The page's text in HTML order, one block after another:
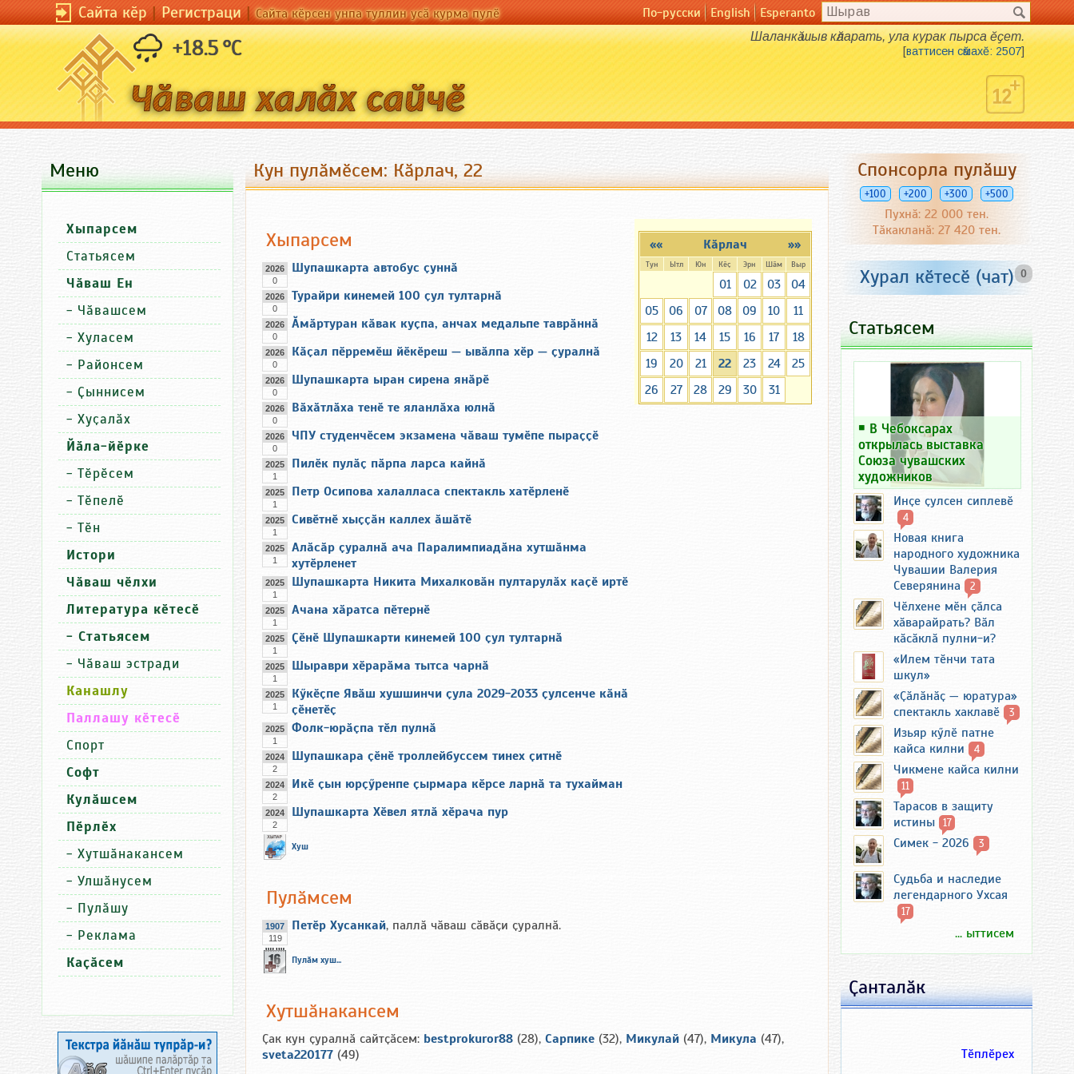
Сайта кӗр|Регистраци|Сайта кӗрсен унпа туллин усӑ курма пулӗ По-русски English Esperanto
+18.5 °C Шаланкӑ шыв кӑларать, ула курак пырса ӗҫет.
[ваттисен сӑмахӗ: 2507]
Кун пулӑмӗсем: Кӑрлач, 22
»»
«« Кӑрлач
Тун Ытл Юн Кӗҫ Эрн Шӑм Выр
01 02 03
04
05
06 07 08 09 10
11
12
13 14 15 16 17
18
19
20 21 22 23 24
25
26
27 28 29 30 31
Хыпарсем
2026
0
Шупашкарта автобус ҫуннӑ
2026
0
Турайри кинемей 100 ҫул тултарнӑ
2026
0
Ӑмӑртуран кӑвак куҫпа, анчах медальпе таврӑннӑ
2026
0
Кӑҫал пӗрремӗш йӗкӗреш — ывӑлпа хӗр — ҫуралнӑ
2026
0
Шупашкарта ыран сирена янӑрӗ
2026
0
Вӑхӑтлӑха тенӗ те яланлӑха юлнӑ
2026
0
ЧПУ студенчӗсем экзамена чӑваш тумӗпе пыраҫҫӗ
2025
1
Пилӗк пулӑҫ пӑрпа ларса кайнӑ
2025
1
Петр Осипова халалласа спектакль хатӗрленӗ
2025
1
Сивӗтнӗ хыҫҫӑн каллех ӑшӑтӗ
2025
1
Алӑсӑр ҫуралнӑ ача Паралимпиадӑна хутшӑнма
хутӗрленет
2025
1
Шупашкарта Никита Михалковӑн пултарулӑх каҫӗ иртӗ
2025
1
Ачана хӑратса пӗтернӗ
2025
1
Ҫӗнӗ Шупашкарти кинемей 100 ҫул тултарнӑ
2025
1
Шыраври хӗрарӑма тытса чарнӑ
2025
1
Кӳкӗҫпе Явӑш хушшинчи ҫула 2029-2033 ҫулсенче кӑнӑ
ҫӗнетӗҫ
2025
1
Фолк-юрӑҫпа тӗл пулнӑ
2024
2
Шупашкара ҫӗнӗ троллейбуссем тинех ҫитнӗ
2024
2
Икӗ ҫын юрҫӳренпе ҫырмара кӗрсе ларнӑ та тухайман
2024
2
Шупашкарта Хӗвел ятлӑ хӗрача пур
Хуш
Пулӑмсем
1907
119
Петӗр Хусанкай, паллӑ чӑваш сӑвӑҫи ҫуралнӑ.
Пулӑм хуш...
Хутшӑнакансем
Ҫак кун ҫуралнӑ сайтҫӑсем: bestprokuror88 (28), Сарпике (32), Микулай (47), Микула (47),
sveta220177 (49)
Меню
Хыпарсем
Статьясем
Чӑваш Ен
- Чӑвашсем
- Хуласем
- Районсем
- Ҫыннисем
- Хуҫалӑх
Йӑла-йӗрке
- Тӗрӗсем
- Тӗпелӗ
- Тӗн
Истори
Чӑваш чӗлхи
Литература кӗтесӗ
- Статьясем
- Чӑваш эстради
Канашлу
Паллашу кӗтесӗ
Спорт
Софт
Кулӑшсем
Пӗрлӗх
- Хутшӑнакансем
- Улшӑнусем
- Пулӑшу
- Реклама
Каҫӑсем
Спонсорла пулӑшу
+100 +200 +300 +500
Пухнӑ: 22 000 тен.
Тӑкакланӑ: 27 420 тен.
0
Хурал кӗтесӗ (чат)
Статьясем
￭ В Чебоксарах
открылась выставка
Союза чувашских
художников
Инҫе ҫулсен сиплевӗ
4
Новая книга
народного художника
Чувашии Валерия
Северянина
2
Чӗлхене мӗн ҫӑлса
хӑварайрать? Вӑл
кӑсӑклӑ пулни-и?
«Илем тӗнчи тата
шкул»
«Ҫӑлӑнӑҫ — юратура»
спектакль хаклавӗ
3
Изьяр кӳлӗ патне
кайса килни
4
Чикмене кайса килни
11
Тарасов в защиту
истины 17
Симек - 2026 3
Судьба и наследие
легендарного Ухсая
17
... ыттисем
Ҫанталӑк
Тӗплӗрех